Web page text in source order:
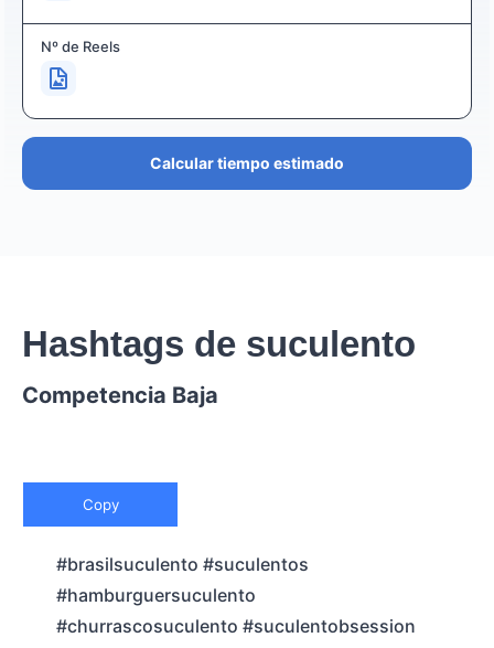
Nº de Reels
Calcular tiempo estimado
Hashtags de suculento
Competencia Baja
Copy
#brasilsuculento #suculentos
#hamburguersuculento
#churrascosuculento #suculentobsession